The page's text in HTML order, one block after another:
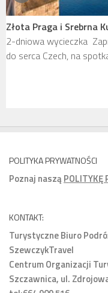
wyjątkową podróż
...
POLITYKA PRYWATNOŚCI
Poznaj nasząPOLITYKĘ
KONTAKT:
Turystyczne Biuro
SzewczykTravel
Centrum Organizacji
Szczawnica, ul.